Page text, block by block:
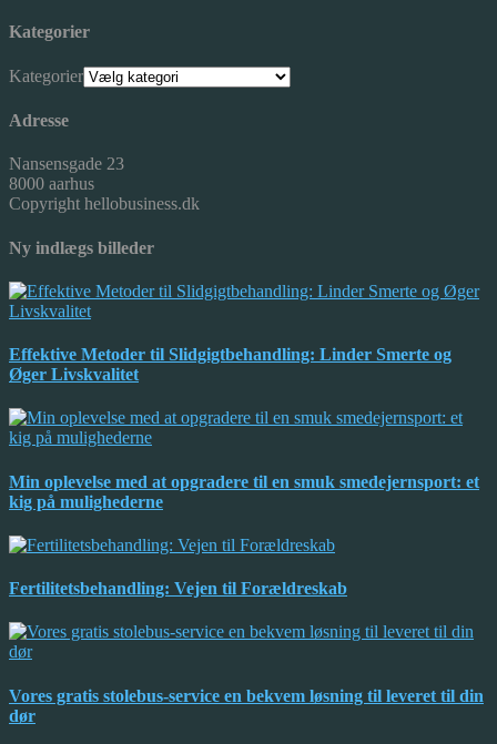
Kategorier
Kategorier
Adresse
Nansensgade 23
8000 aarhus
Copyright hellobusiness.dk
Ny indlægs billeder
Effektive Metoder til Slidgigtbehandling: Linder Smerte og
Øger Livskvalitet
Min oplevelse med at opgradere til en smuk smedejernsport: et
kig på mulighederne
Fertilitetsbehandling: Vejen til Forældreskab
Vores gratis stolebus-service en bekvem løsning til leveret til din
dør